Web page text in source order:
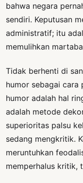
bahwa negara
sendiri. Keputusan
administratif; itu
memulihkan
Tidak berhenti di
humor sebagai cara
humor adalah hal
adalah metode
superioritas palsu
sedang mengkritik.
meruntuhkan
memperhalus kritik,